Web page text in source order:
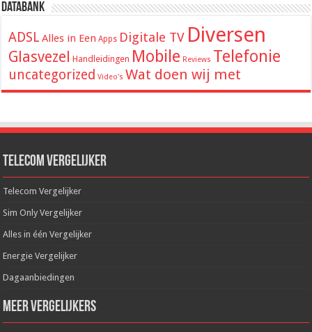
Databank
ADSL Alles in Een Apps Digitale TV Diversen
Glasvezel Handleidingen Mobile Reviews Telefonie
uncategorized Video's Wat doen wij met
Telecom Vergelijker
Telecom Vergelijker
Sim Only Vergelijker
Alles in één Vergelijker
Energie Vergelijker
Dagaanbiedingen
Meer Vergelijkers